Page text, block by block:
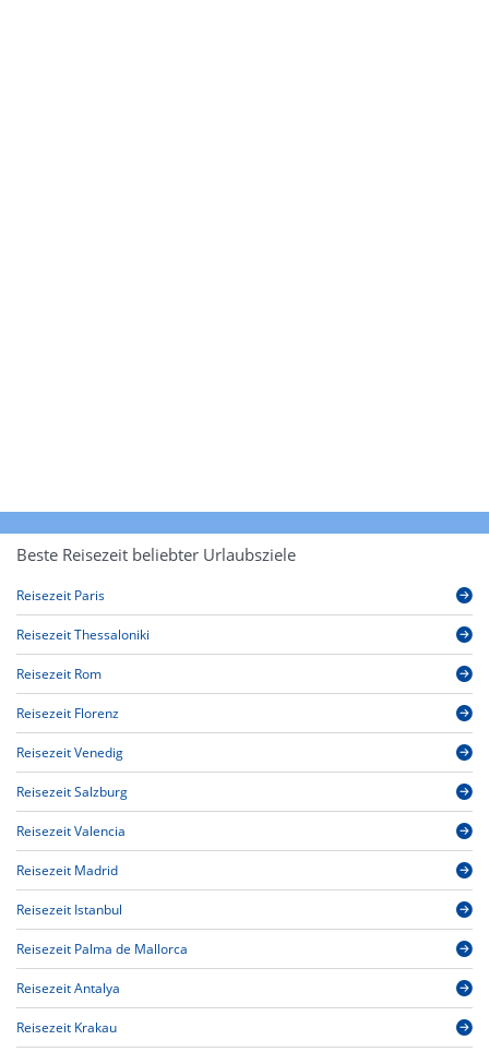
Beste Reisezeit beliebter Urlaubsziele
Reisezeit Paris
Reisezeit Thessaloniki
Reisezeit Rom
Reisezeit Florenz
Reisezeit Venedig
Reisezeit Salzburg
Reisezeit Valencia
Reisezeit Madrid
Reisezeit Istanbul
Reisezeit Palma de Mallorca
Reisezeit Antalya
Reisezeit Krakau